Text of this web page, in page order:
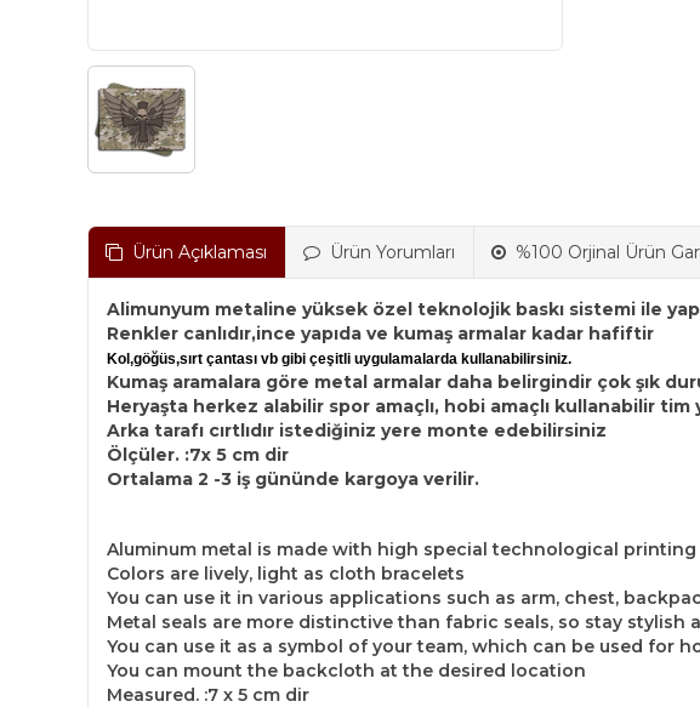
Ürün Açıklaması Ürün Yorumları %100 Orjinal Ürün
Alimunyum metaline yüksek özel teknolojik baskı sistemi ile
Renkler canlıdır,ince yapıda ve kumaş armalar kadar hafiftir
Kol,göğüs,sırt çantası vb gibi çeşitli uygulamalarda kullanabilirsiniz.
Kumaş aramalara göre metal armalar daha belirgindir çok şık
Heryaşta herkez alabilir spor amaçlı, hobi amaçlı kullanabilir
Arka tarafı cırtlıdır istediğiniz yere monte edebilirsiniz
Ölçüler. :7x 5 cm dir
Ortalama 2 -3 iş gününde kargoya verilir.
Aluminum metal is made with high special technological printing
Colors are lively, light as cloth bracelets
You can use it in various applications such as arm, chest,
Metal seals are more distinctive than fabric seals, so stay stylish
You can use it as a symbol of your team, which can be used for
You can mount the backcloth at the desired location
Measured. :7 x 5 cm dir